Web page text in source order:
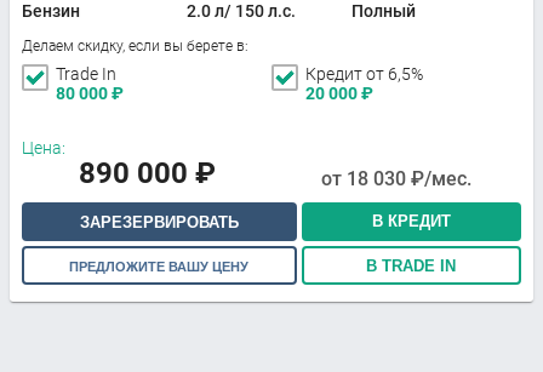
Бензин
2.0 л/ 150 л.с.
Полный
Делаем скидку, если вы берете в:
Trade In
80 000₽
Кредит от 6,5%
20 000₽
Цена:
890 000 ₽ от 18 030 ₽/мес.
ЗАРЕЗЕРВИРОВАТЬ В КРЕДИТ
ПРЕДЛОЖИТЕ ВАШУ ЦЕНУ В TRADE IN